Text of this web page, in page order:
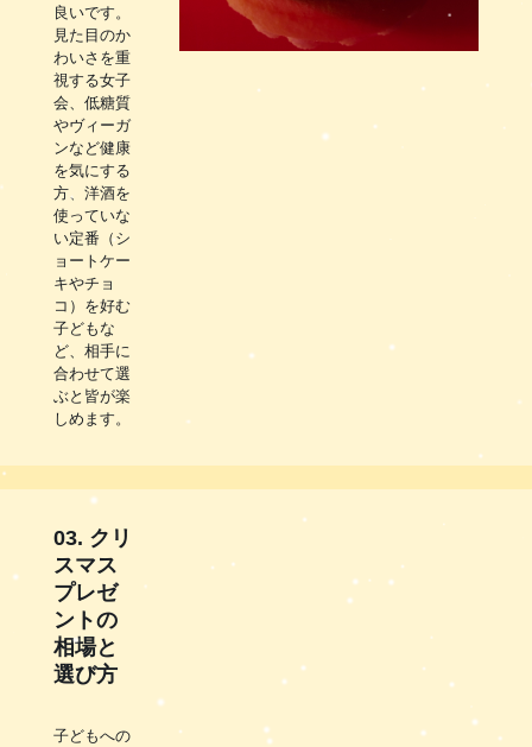
良いです。
見た目のか
わいさを重
視する女子
会、低糖質
やヴィーガ
ンなど健康
を気にする
方、洋酒を
使っていな
い定番（シ
ョートケー
キやチョ
コ）を好む
子どもな
ど、相手に
合わせて選
ぶと皆が楽
しめます。
03. クリ
スマス
プレゼ
ントの
相場と
選び方
子どもへの